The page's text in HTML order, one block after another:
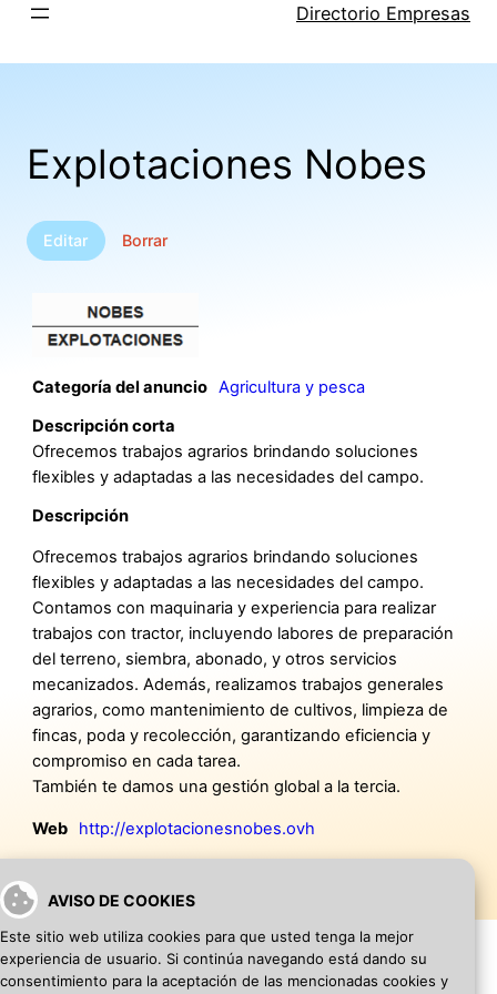
AVISO DE COOKIES
Este sitio web utiliza cookies para que usted tenga la mejor
experiencia de usuario. Si continúa navegando está dando su
consentimiento para la aceptación de las mencionadas cookies y
Saltar
Directorio Empresas
Explotaciones Nobes
Editar Borrar
Categoría del anuncio Agricultura y pesca
Descripción corta
Ofrecemos trabajos agrarios brindando soluciones
flexibles y adaptadas a las necesidades del campo.
Descripción
Ofrecemos trabajos agrarios brindando soluciones
flexibles y adaptadas a las necesidades del campo.
Contamos con maquinaria y experiencia para realizar
trabajos con tractor, incluyendo labores de preparación
del terreno, siembra, abonado, y otros servicios
mecanizados. Además, realizamos trabajos generales
agrarios, como mantenimiento de cultivos, limpieza de
fincas, poda y recolección, garantizando eficiencia y
compromiso en cada tarea.
También te damos una gestión global a la tercia.
Web http://explotacionesnobes.ovh